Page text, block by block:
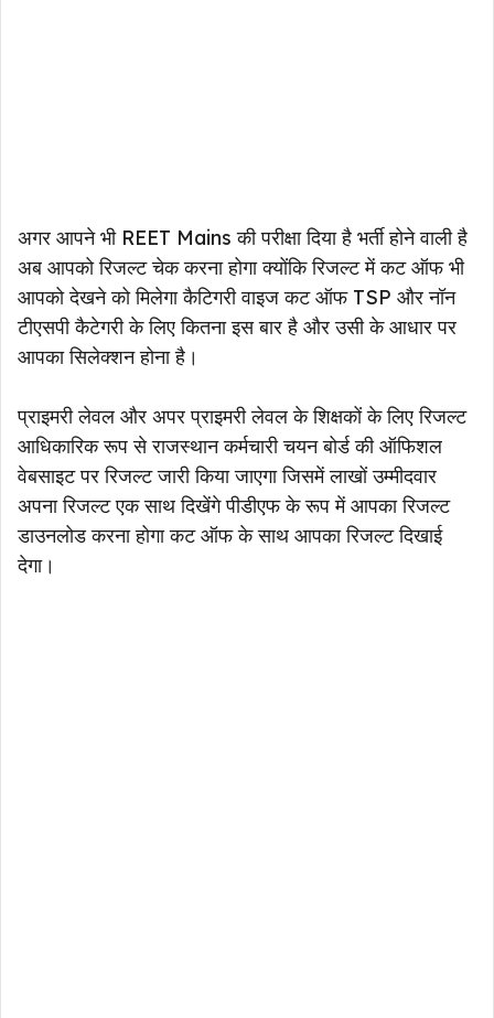
अगर आपने भी REET Mains की परीक्षा दिया है भर्ती होने वाली है
अब आपको रिजल्ट चेक करना होगा क्योंकि रिजल्ट में कट ऑफ भी
आपको देखने को मिलेगा कैटिगरी वाइज कट ऑफ TSP और नॉन
टीएसपी कैटेगरी के लिए कितना इस बार है और उसी के आधार पर
आपका सिलेक्शन होना है।
प्राइमरी लेवल और अपर प्राइमरी लेवल के शिक्षकों के लिए रिजल्ट
आधिकारिक रूप से राजस्थान कर्मचारी चयन बोर्ड की ऑफिशल
वेबसाइट पर रिजल्ट जारी किया जाएगा जिसमें लाखों उम्मीदवार
अपना रिजल्ट एक साथ दिखेंगे पीडीएफ के रूप में आपका रिजल्ट
डाउनलोड करना होगा कट ऑफ के साथ आपका रिजल्ट दिखाई
देगा।